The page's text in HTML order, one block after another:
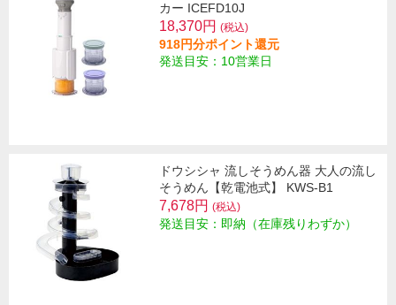
カー ICEFD10J
18,370円 (税込)
918円分ポイント還元
発送目安：10営業日
ドウシシャ 流しそうめん器 大人の流し
そうめん【乾電池式】 KWS-B1
7,678円 (税込)
発送目安：即納（在庫残りわずか）